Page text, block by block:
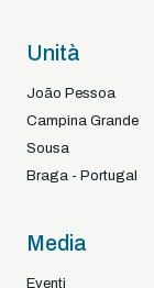
Unità
João Pessoa
Campina Grande
Sousa
Braga - Portugal
Media
Eventi